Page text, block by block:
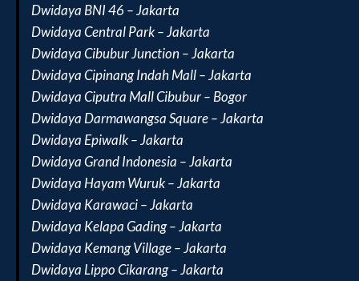
Dwidaya BNI 46 – Jakarta
Dwidaya Central Park – Jakarta
Dwidaya Cibubur Junction – Jakarta
Dwidaya Cipinang Indah Mall – Jakarta
Dwidaya Ciputra Mall Cibubur – Bogor
Dwidaya Darmawangsa Square – Jakarta
Dwidaya Epiwalk – Jakarta
Dwidaya Grand Indonesia – Jakarta
Dwidaya Hayam Wuruk – Jakarta
Dwidaya Karawaci – Jakarta
Dwidaya Kelapa Gading – Jakarta
Dwidaya Kemang Village – Jakarta
Dwidaya Lippo Cikarang – Jakarta